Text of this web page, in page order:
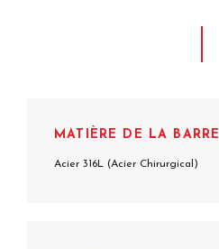
MATIÈRE DE LA BARRE
Acier 316L (Acier Chirurgical)